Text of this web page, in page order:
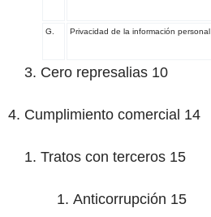
G. Privacidad de la información personal
Cero represalias 10
4. Cumplimiento comercial 14
Tratos con terceros 15
Anticorrupción 15